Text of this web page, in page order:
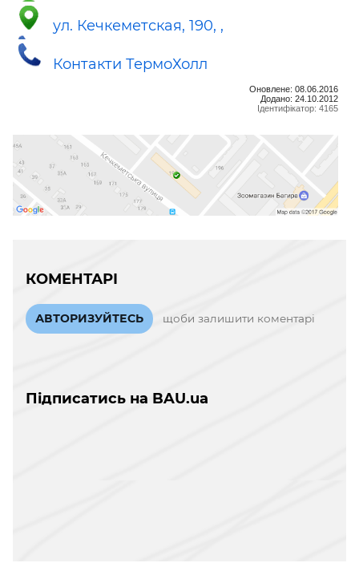
ул. Кечкеметская, 190, ,
Контакти ТермоХолл
Оновлене: 08.06.2016
Додано: 24.10.2012
Ідентифікатор: 4165
КОМЕНТАРІ
АВТОРИЗУЙТЕСЬ щоби залишити коментарі
Підписатись на BAU.ua